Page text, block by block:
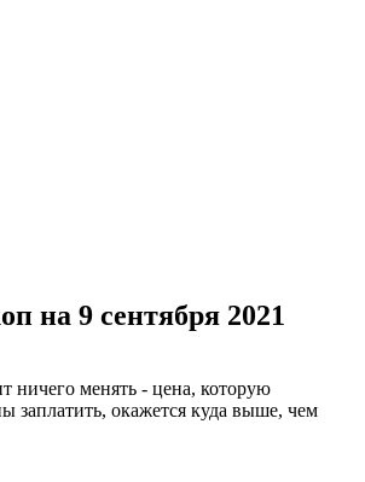
на 9 сентября 2021
ничего менять - цена, которую
заплатить, окажется куда выше, чем
камера на